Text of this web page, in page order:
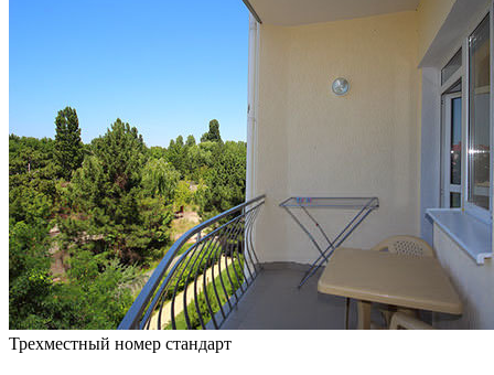
Трехместный номер стандарт